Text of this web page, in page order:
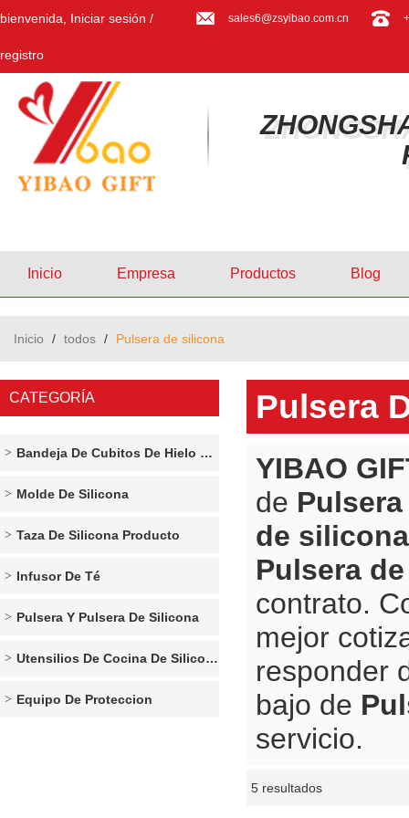
bienvenida, Iniciar sesión /
registro
sales6@zsyibao.com.cn
Inicio Empresa Productos Blog
Inicio / todos / Pulsera de silicona
CATEGORÍA
Bandeja De Cubitos De Hielo De Silicona
Molde De Silicona
Taza De Silicona Producto
Infusor De Té
Pulsera Y Pulsera De Silicona
Utensilios De Cocina De Silicona
Equipo De Proteccion
Pulsera
YIBAO
de
de silicona
Pulsera
contrato.
mejor
responder
bajo de
servicio.
5 resultados